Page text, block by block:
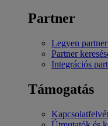
Partner
Legyen
Partner
Integrációs
Támogatás